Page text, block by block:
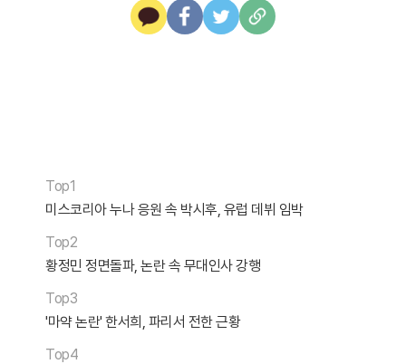
Top1
미스코리아 누나 응원 속 박시후, 유럽 데뷔 임박
Top2
황정민 정면돌파, 논란 속 무대인사 강행
Top3
'마약 논란' 한서희, 파리서 전한 근황
Top4